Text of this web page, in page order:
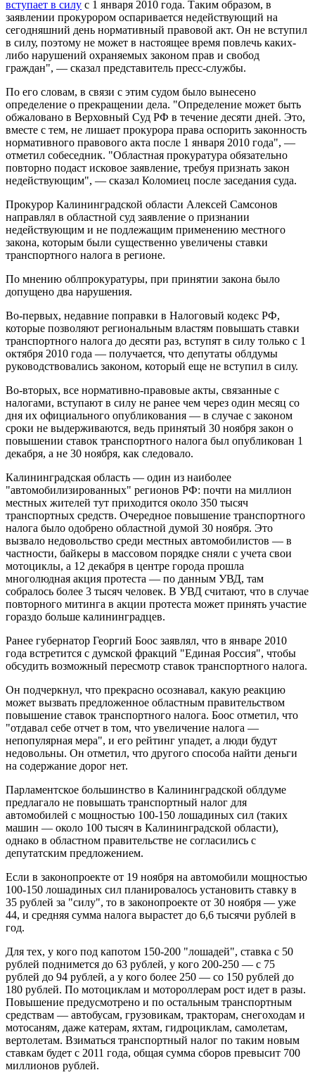
вступает в силу с 1 января 2010 года. Таким образом, в
заявлении прокурором оспаривается недействующий на
сегодняшний день нормативный правовой акт. Он не вступил
в силу, поэтому не может в настоящее время повлечь каких-
либо нарушений охраняемых законом прав и свобод
граждан", — сказал представитель пресс-службы.
По его словам, в связи с этим судом было вынесено
определение о прекращении дела. "Определение может быть
обжаловано в Верховный Суд РФ в течение десяти дней. Это,
вместе с тем, не лишает прокурора права оспорить законность
нормативного правового акта после 1 января 2010 года", —
отметил собеседник. "Областная прокуратура обязательно
повторно подаст исковое заявление, требуя признать закон
недействующим", — сказал Коломиец после заседания суда.
Прокурор Калининградской области Алексей Самсонов
направлял в областной суд заявление о признании
недействующим и не подлежащим применению местного
закона, которым были существенно увеличены ставки
транспортного налога в регионе.
По мнению облпрокуратуры, при принятии закона было
допущено два нарушения.
Во-первых, недавние поправки в Налоговый кодекс РФ,
которые позволяют региональным властям повышать ставки
транспортного налога до десяти раз, вступят в силу только с 1
октября 2010 года — получается, что депутаты облдумы
руководствовались законом, который еще не вступил в силу.
Во-вторых, все нормативно-правовые акты, связанные с
налогами, вступают в силу не ранее чем через один месяц со
дня их официального опубликования — в случае с законом
сроки не выдерживаются, ведь принятый 30 ноября закон о
повышении ставок транспортного налога был опубликован 1
декабря, а не 30 ноября, как следовало.
Калининградская область — один из наиболее
"автомобилизированных" регионов РФ: почти на миллион
местных жителей тут приходится около 350 тысяч
транспортных средств. Очередное повышение транспортного
налога было одобрено областной думой 30 ноября. Это
вызвало недовольство среди местных автомобилистов — в
частности, байкеры в массовом порядке сняли с учета свои
мотоциклы, а 12 декабря в центре города прошла
многолюдная акция протеста — по данным УВД, там
собралось более 3 тысяч человек. В УВД считают, что в случае
повторного митинга в акции протеста может принять участие
гораздо больше калининградцев.
Ранее губернатор Георгий Боос заявлял, что в январе 2010
года встретится с думской фракций "Единая Россия", чтобы
обсудить возможный пересмотр ставок транспортного налога.
Он подчеркнул, что прекрасно осознавал, какую реакцию
может вызвать предложенное областным правительством
повышение ставок транспортного налога. Боос отметил, что
"отдавал себе отчет в том, что увеличение налога —
непопулярная мера", и его рейтинг упадет, а люди будут
недовольны. Он отметил, что другого способа найти деньги
на содержание дорог нет.
Парламентское большинство в Калининградской облдуме
предлагало не повышать транспортный налог для
автомобилей с мощностью 100-150 лошадиных сил (таких
машин — около 100 тысяч в Калининградской области),
однако в областном правительстве не согласились с
депутатским предложением.
Если в законопроекте от 19 ноября на автомобили мощностью
100-150 лошадиных сил планировалось установить ставку в
35 рублей за "силу", то в законопроекте от 30 ноября — уже
44, и средняя сумма налога вырастет до 6,6 тысячи рублей в
год.
Для тех, у кого под капотом 150-200 "лошадей", ставка с 50
рублей поднимется до 63 рублей, у кого 200-250 — с 75
рублей до 94 рублей, а у кого более 250 — со 150 рублей до
180 рублей. По мотоциклам и мотороллерам рост идет в разы.
Повышение предусмотрено и по остальным транспортным
средствам — автобусам, грузовикам, тракторам, снегоходам и
мотосаням, даже катерам, яхтам, гидроциклам, самолетам,
вертолетам. Взиматься транспортный налог по таким новым
ставкам будет с 2011 года, общая сумма сборов превысит 700
миллионов рублей.